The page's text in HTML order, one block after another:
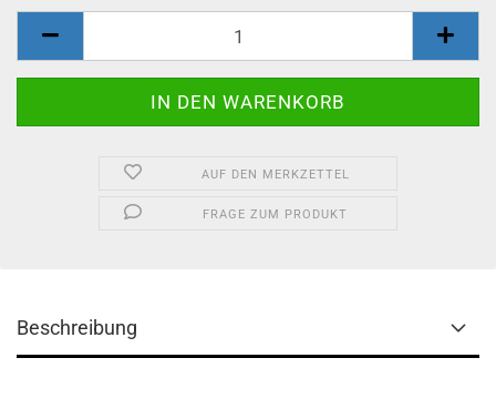
AUF DEN MERKZETTEL
FRAGE ZUM PRODUKT
Beschreibung